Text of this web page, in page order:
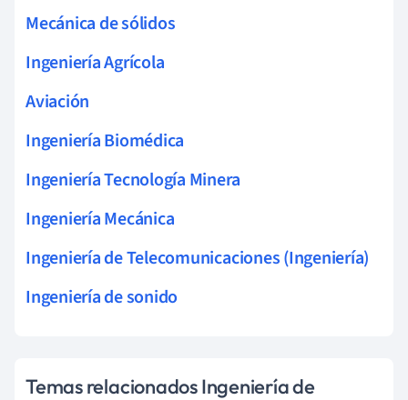
Mecánica de sólidos
Ingeniería Agrícola
Aviación
Ingeniería Biomédica
Ingeniería Tecnología Minera
Ingeniería Mecánica
Ingeniería de Telecomunicaciones (Ingeniería)
Ingeniería de sonido
Temas relacionados Ingeniería de